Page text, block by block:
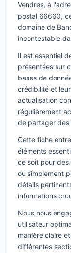
Vendres, à
postal 66660,
domaine de
incontestable
Il est essentiel
présentées sur
bases de
crédibilité et
actualisation
régulièrement
de partager des
Cette fiche
éléments
ce soit pour des
ou simplement
détails
informations
Nous nous
utilisateur
manière claire
différentes